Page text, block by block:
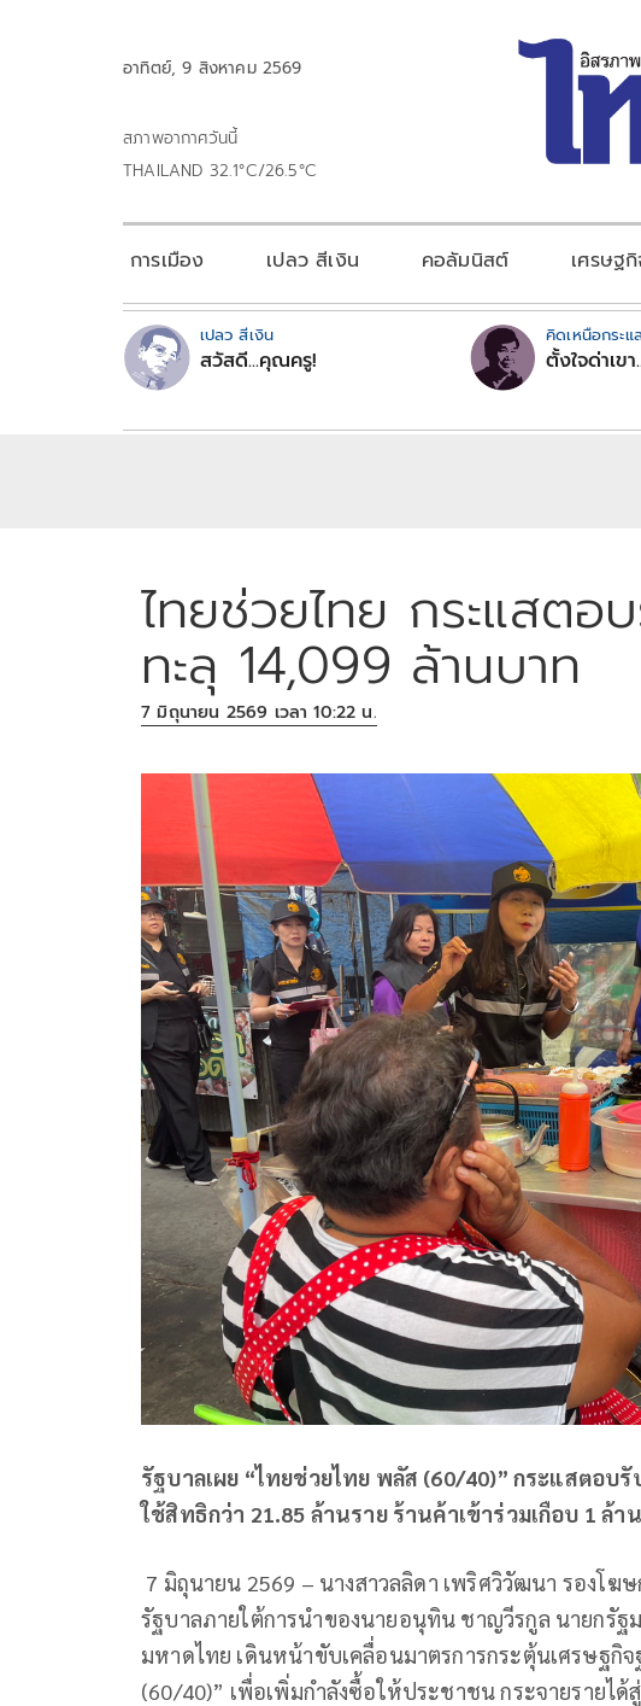
อาทิตย์, 9 สิงหาคม 2569
สภาพอากาศวันนี้
THAILAND 32.1°C/26.5°C
การเมือง เปลว สีเงิน คอลัมนิสต์ เศรษฐ
เปลว สีเงิน
สวัสดี...คุณครู!
คิดเหนือกระแ
ตั้งใจด่าเข
ไทยช่วยไทย กระแสตอ
ทะลุ 14,099 ล้านบาท
7 มิถุนายน 2569 เวลา 10:22 น.
รัฐบาลเผย “ไทยช่วยไทย พลัส (60/40)” กระแสตอบ
ใช้สิทธิกว่า 21.85 ล้านราย ร้านค้าเข้าร่วมเกือบ 1 ล้า
7 มิถุนายน 2569 – นางสาวลลิดา เพริศวิวัฒนา รองโฆ
รัฐบาลภายใต้การนำของนายอนุทิน ชาญวีรกูล นายกรัฐ
มหาดไทย เดินหน้าขับเคลื่อนมาตรการกระตุ้นเศรษฐกิ
(60/40)” เพื่อเพิ่มกำลังซื้อให้ประชาชน กระจายรายไ